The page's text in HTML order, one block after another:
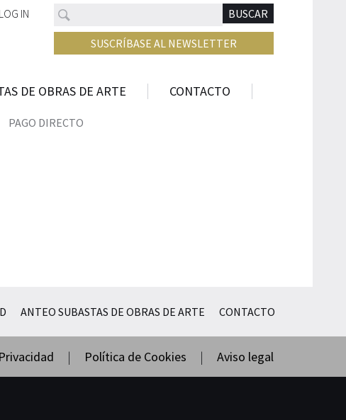
Buscar BUSCAR
LOG IN
SUSCRÍBASE AL NEWSLETTER
DE OBRAS DE ARTE CONTACTO
PAGO DIRECTO
ANTEO SUBASTAS DE OBRAS DE ARTE CONTACTO
| Política de Cookies | Aviso legal